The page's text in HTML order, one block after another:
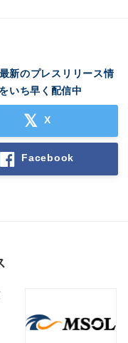
新のプレスリリース情
いち早く配信中
X
Facebook